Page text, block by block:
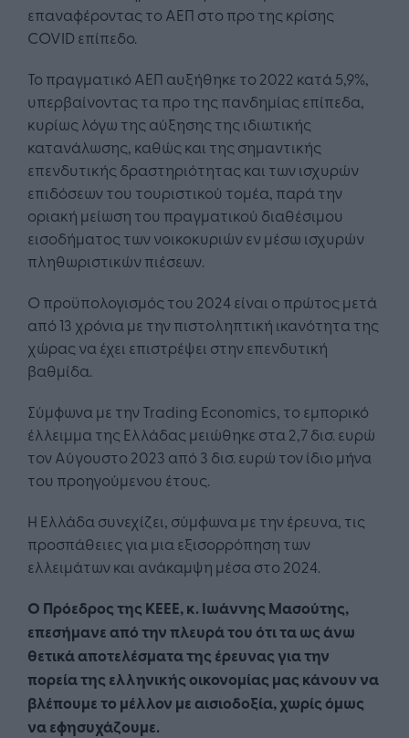
επαναφέροντας το ΑΕΠ στο προ της κρίσης
COVID επίπεδο.
Το πραγματικό ΑΕΠ αυξήθηκε το 2022 κατά 5,9%,
υπερβαίνοντας τα προ της πανδημίας επίπεδα,
κυρίως λόγω της αύξησης της ιδιωτικής
κατανάλωσης, καθώς και της σημαντικής
επενδυτικής δραστηριότητας και των ισχυρών
επιδόσεων του τουριστικού τομέα, παρά την
οριακή μείωση του πραγματικού διαθέσιμου
εισοδήματος των νοικοκυριών εν μέσω ισχυρών
πληθωριστικών πιέσεων.
Ο προϋπολογισμός του 2024 είναι ο πρώτος μετά
από 13 χρόνια με την πιστοληπτική ικανότητα της
χώρας να έχει επιστρέψει στην επενδυτική
βαθμίδα.
Σύμφωνα με την Trading Economics, το εμπορικό
έλλειμμα της Ελλάδας μειώθηκε στα 2,7 δισ. ευρώ
τον Αύγουστο 2023 από 3 δισ. ευρώ τον ίδιο μήνα
του προηγούμενου έτους.
Η Ελλάδα συνεχίζει, σύμφωνα με την έρευνα, τις
προσπάθειες για μια εξισορρόπηση των
ελλειμάτων και ανάκαμψη μέσα στο 2024.
Ο Πρόεδρος της ΚΕΕΕ, κ. Ιωάννης Μασούτης,
επεσήμανε από την πλευρά του ότι τα ως άνω
θετικά αποτελέσματα της έρευνας για την
πορεία της ελληνικής οικονομίας μας κάνουν να
βλέπουμε το μέλλον με αισιοδοξία, χωρίς όμως
να εφησυχάζουμε.